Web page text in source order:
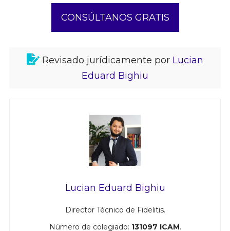
CONSÚLTANOS GRATIS
Revisado jurídicamente por Lucian
Eduard Bighiu
Lucian Eduard Bighiu
Director Técnico de Fidelitis.
Número de colegiado: 131097 ICAM.